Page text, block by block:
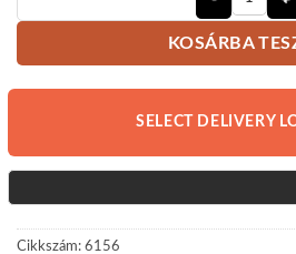
KOSÁRBA
SELECT DELIVERY
Cikkszám: 6156